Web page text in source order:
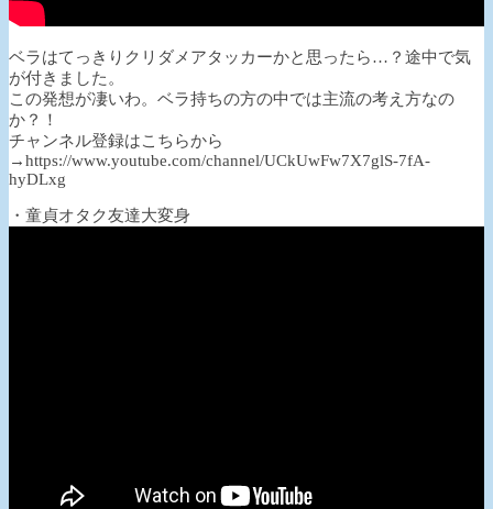
ベラはてっきりクリダメアタッカーかと思ったら…？途中で気
が付きました。
この発想が凄いわ。ベラ持ちの方の中では主流の考え方なの
か？！
チャンネル登録はこちらから
→https://www.youtube.com/channel/UCkUwFw7X7glS-7fA-
hyDLxg
・童貞オタク友達大変身